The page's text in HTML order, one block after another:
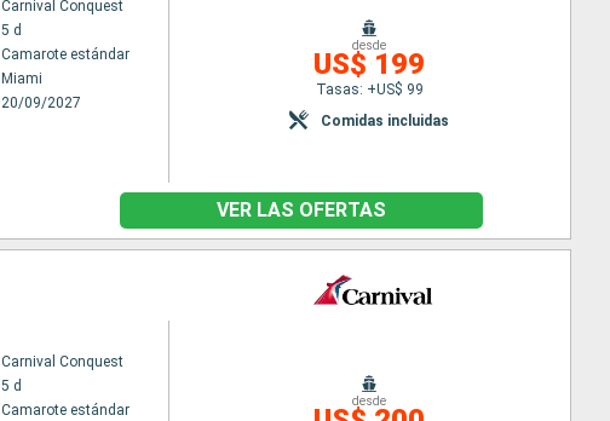
Carnival Conquest
5 d
Camarote estándar
Miami
20/09/2027
desde
US$ 199
Tasas: +US$ 99
Comidas incluidas
VER LAS OFERTAS
Carnival Conquest
5 d
Camarote estándar
desde